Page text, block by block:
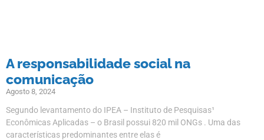
A responsabilidade social na
comunicação
Agosto 8, 2024
Segundo levantamento do IPEA – Instituto de Pesquisas¹
Econômicas Aplicadas – o Brasil possui 820 mil ONGs . Uma das
características predominantes entre elas é